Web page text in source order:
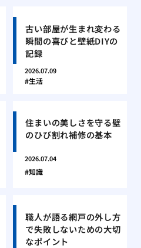
古い部屋が生まれ変わる
瞬間の喜びと壁紙DIYの
記録
2026.07.09
生活
住まいの美しさを守る壁
のひび割れ補修の基本
2026.07.04
知識
職人が語る網戸の外し方
で失敗しないための大切
なポイント